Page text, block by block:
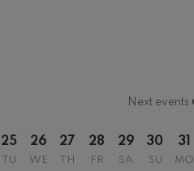
Next events
25
TU
26
WE
27
TH
28
FR
29
SA
30
SU
31
MO